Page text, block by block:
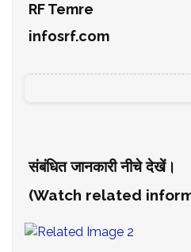
RF Temre
infosrf.com
संबंधित जानकारी नीचे देखें।
(Watch related